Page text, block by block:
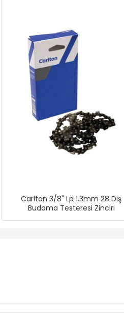
Carlton 3/8" Lp 1.3mm 28 Diş
Budama Testeresi Zinciri